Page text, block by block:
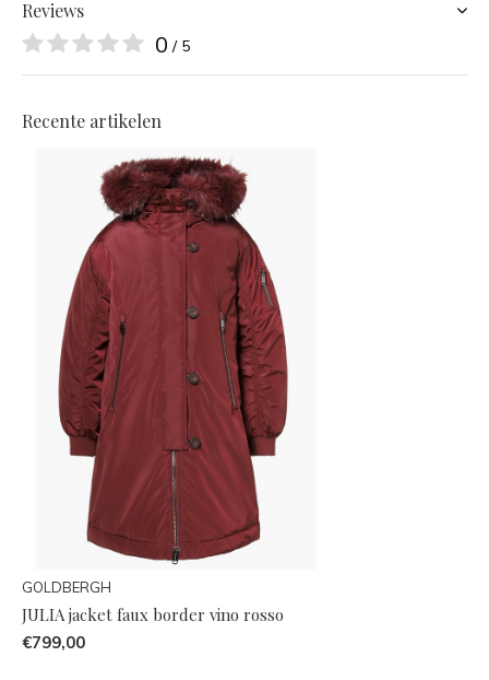
Reviews
0 / 5
Recente artikelen
GOLDBERGH
JULIA jacket faux border vino rosso
€799,00